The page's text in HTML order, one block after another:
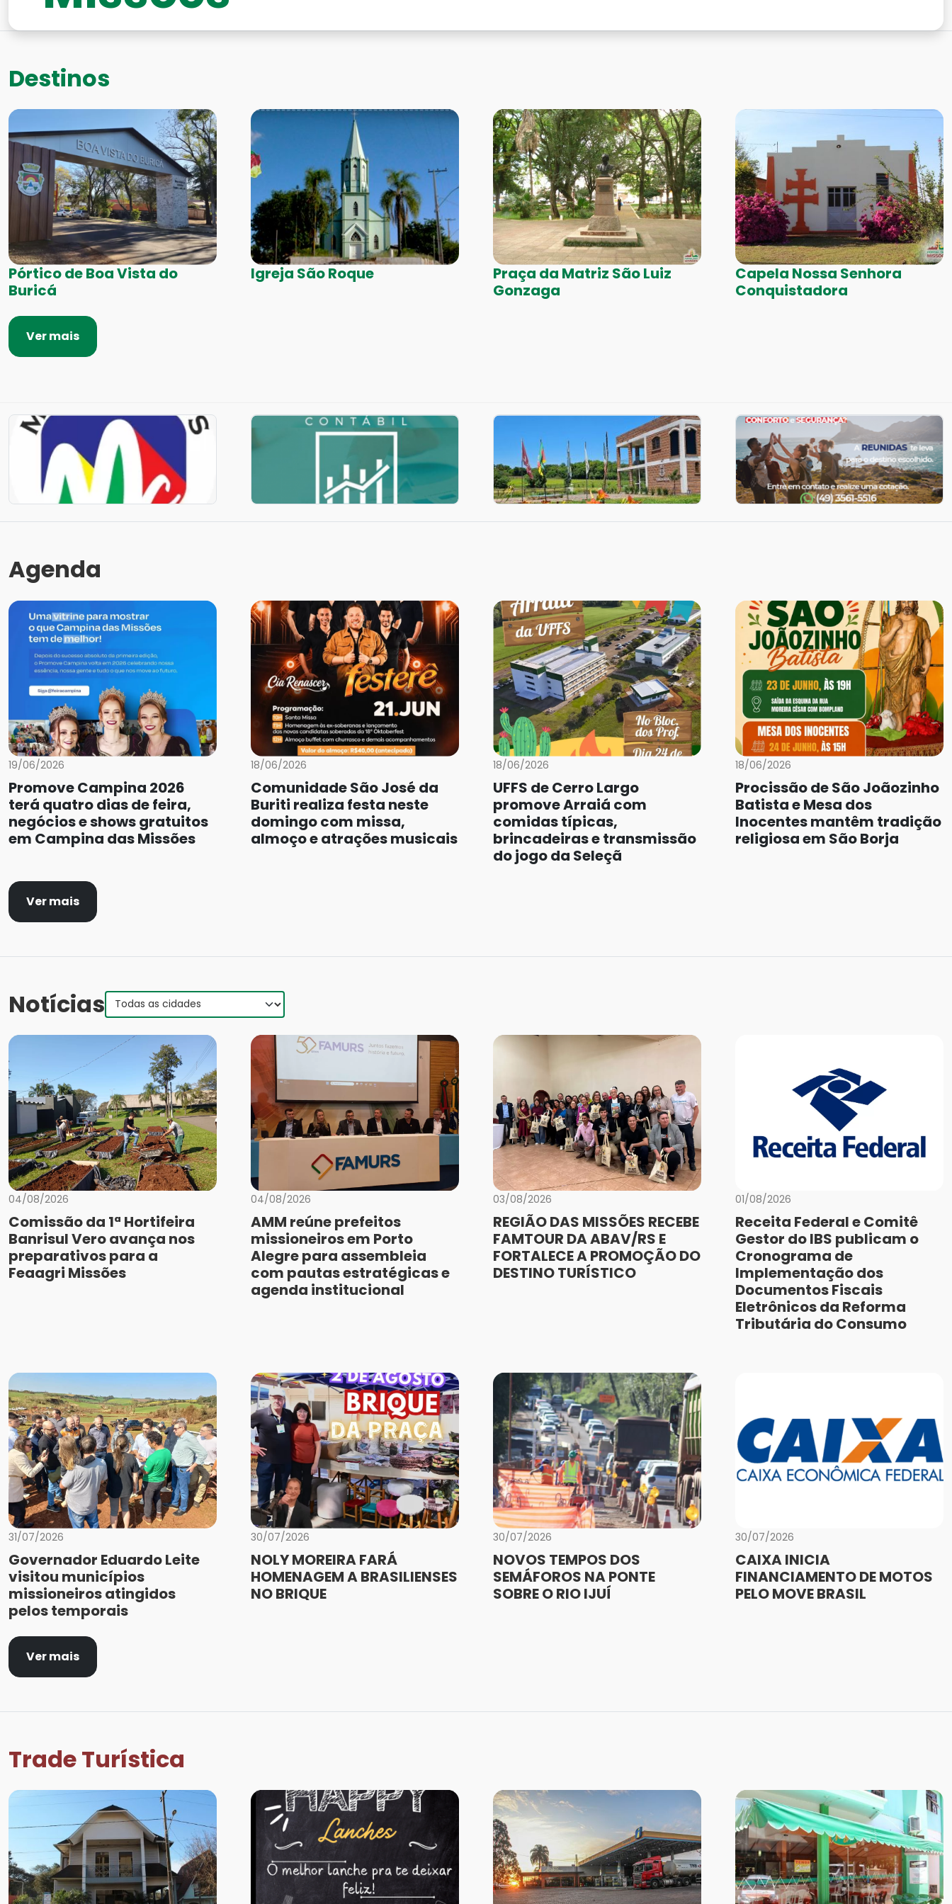
Destinos
Pórtico de Boa Vista do
Buricá
Igreja São Roque
Praça da Matriz São Luiz
Gonzaga
Capela Nossa Senhora
Conquistadora
Ver mais
Agenda
19/06/2026
Promove Campina 2026
terá quatro dias de feira,
negócios e shows gratuitos
em Campina das Missões
18/06/2026
Comunidade São José da
Buriti realiza festa neste
domingo com missa,
almoço e atrações musicais
18/06/2026
UFFS de Cerro Largo
promove Arraiá com
comidas típicas,
brincadeiras e transmissão
do jogo da Seleçã
18/06/2026
Procissão de São Joãozinho
Batista e Mesa dos
Inocentes mantêm tradição
religiosa em São Borja
Ver mais
Notícias
04/08/2026
Comissão da 1ª Hortifeira
Banrisul Vero avança nos
preparativos para a
Feaagri Missões
04/08/2026
AMM reúne prefeitos
missioneiros em Porto
Alegre para assembleia
com pautas estratégicas e
agenda institucional
03/08/2026
REGIÃO DAS MISSÕES RECEBE
FAMTOUR DA ABAV/RS E
FORTALECE A PROMOÇÃO DO
DESTINO TURÍSTICO
01/08/2026
Receita Federal e Comitê
Gestor do IBS publicam o
Cronograma de
Implementação dos
Documentos Fiscais
Eletrônicos da Reforma
Tributária do Consumo
31/07/2026
Governador Eduardo Leite
visitou municípios
missioneiros atingidos
pelos temporais
30/07/2026
NOLY MOREIRA FARÁ
HOMENAGEM A BRASILIENSES
NO BRIQUE
30/07/2026
NOVOS TEMPOS DOS
SEMÁFOROS NA PONTE
SOBRE O RIO IJUÍ
30/07/2026
CAIXA INICIA
FINANCIAMENTO DE MOTOS
PELO MOVE BRASIL
Ver mais
Trade Turística